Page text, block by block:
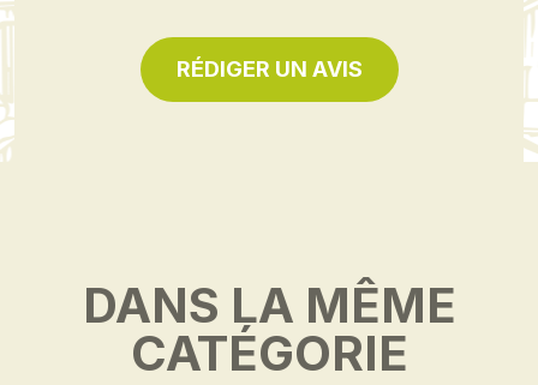
RÉDIGER UN AVIS
DANS LA MÊME
CATÉGORIE